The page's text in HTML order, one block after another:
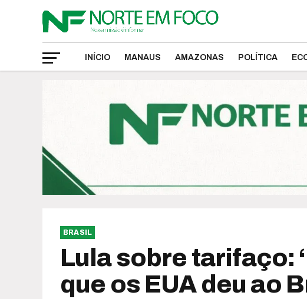
INÍCIO MANAUS AMAZONAS POLÍTICA
BRASIL
Lula sobre tarifaço:
que os EUA deu ao